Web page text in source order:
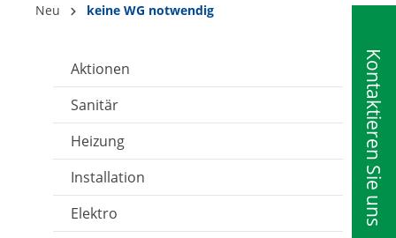
Kontaktieren Sie uns
Neu keine WG notwendig
Aktionen
Sanitär
Heizung
Installation
Elektro